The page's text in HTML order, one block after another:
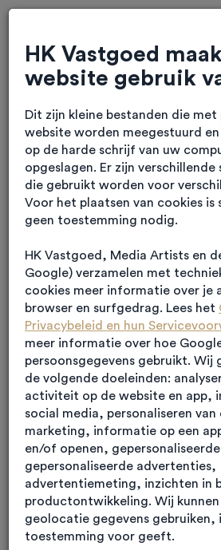
WONEN &
Van
HK Vastgoed
website gebruik
Dit zijn kleine bestanden die met
website worden meegestuurd
op de harde schrijf van uw
opgeslagen. Er zijn
die gebruikt worden voor
Voor het plaatsen van cookies is
geen toestemming nodig.
HK Vastgoed, Media Artists en
Google) verzamelen met
cookies meer informatie over je
browser en surfgedrag. Lees het
Privacybeleid en hun
meer informatie over hoe
persoonsgegevens gebruikt. Wij
de volgende doeleinden:
activiteit op de website en app,
social media, personaliseren
marketing, informatie op een
en/of openen,
gepersonaliseerde advertenties,
advertentiemeting, inzichten in
productontwikkeling. Wij
geolocatie gegevens gebruiken,
toestemming voor geeft.